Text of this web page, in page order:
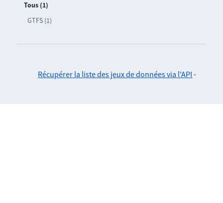
Tous (1)
GTFS (1)
Récupérer la liste des jeux de données via l'API -